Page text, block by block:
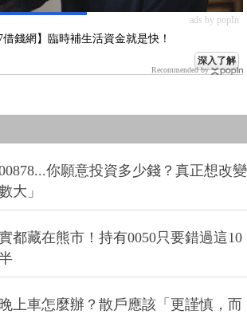
ads by popIn
錢網】臨時補生活資金就是快！
深入了解
Recommended by
你願意投資多少錢？真正想改變
大」
都藏在熊市！持有0050只要錯過這10
上車怎麼辦？散戶應該「更謹慎，而